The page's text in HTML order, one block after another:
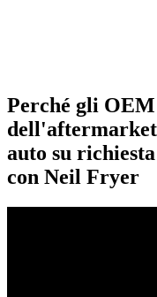
Perché gli
auto su
con Neil Fryer